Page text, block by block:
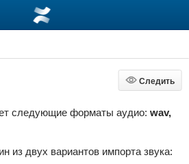
Следить
Следить
следующие форматы аудио: wav,
из двух вариантов импорта звука: